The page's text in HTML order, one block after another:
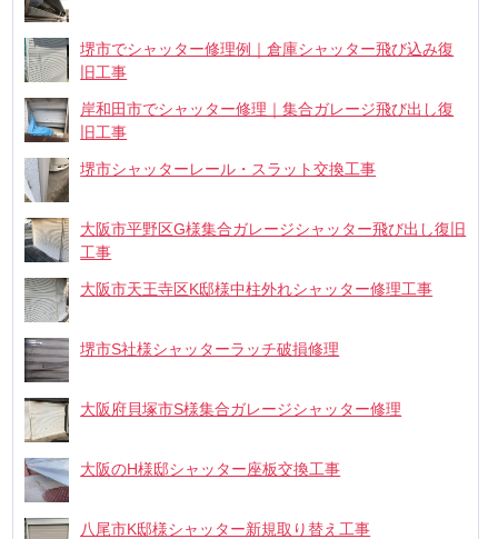
堺市でシャッター修理例｜倉庫シャッター飛び込み復
旧工事
岸和田市でシャッター修理｜集合ガレージ飛び出し復
旧工事
堺市シャッターレール・スラット交換工事
大阪市平野区G様集合ガレージシャッター飛び出し復旧
工事
大阪市天王寺区K邸様中柱外れシャッター修理工事
堺市S社様シャッターラッチ破損修理
大阪府貝塚市S様集合ガレージシャッター修理
大阪のH様邸シャッター座板交換工事
八尾市K邸様シャッター新規取り替え工事